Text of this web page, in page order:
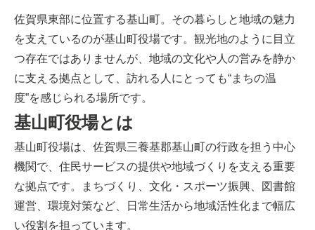
佐賀県東部に位置する基山町。その暮らしと地域の魅力
を支えているのが基山町役場です。観光地のように目立
つ存在ではありませんが、地域の文化や人の営みを静か
に支える拠点として、訪れる人にとっても“まちの温
度”を感じられる場所です。
基山町役場とは
基山町役場は、佐賀県三養基郡基山町の行政を担う中心
機関で、住民サービスの提供や地域づくりを支える重要
な拠点です。まちづくり、文化・スポーツ振興、図書館
運営、環境対策など、日常生活から地域活性化まで幅広
い役割を担っています。